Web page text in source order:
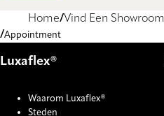
Home Vind Een Showroom
Appointment
Luxaflex®
Waarom Luxaflex®
Steden